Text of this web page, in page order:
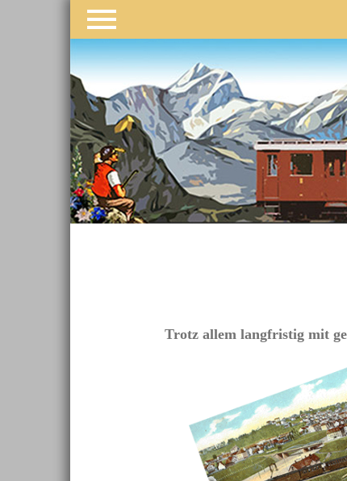
Navigation
überspringen
Trotz allem langfristig mit